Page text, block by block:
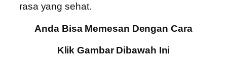
rasa yang sehat.
Anda Bisa Memesan Dengan Cara
Klik Gambar Dibawah Ini